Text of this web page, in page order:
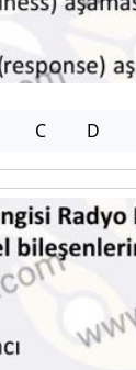
C D